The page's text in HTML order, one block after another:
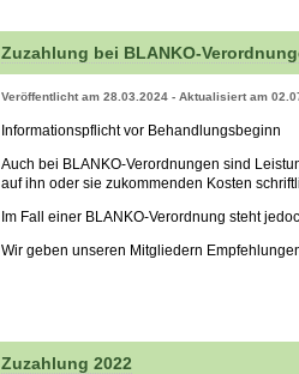
Zuzahlung bei BLANKO-
Veröffentlicht am 28.03.2024 - Aktualisiert am
Informationspflicht vor Behandlungsbeginn
Auch bei BLANKO-Verordnungen sind
auf ihn oder sie zukommenden Kosten
Im Fall einer BLANKO-Verordnung steht
Wir geben unseren Mitgliedern
Zuzahlung 2022